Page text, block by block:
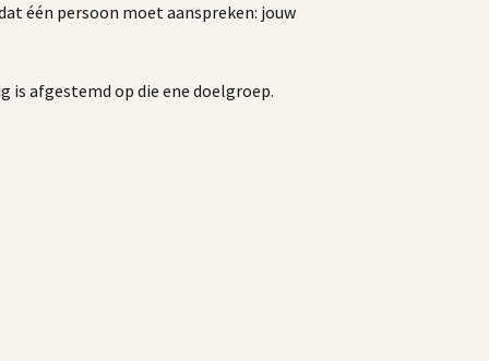
één persoon moet aanspreken: jouw
is afgestemd op die ene doelgroep.